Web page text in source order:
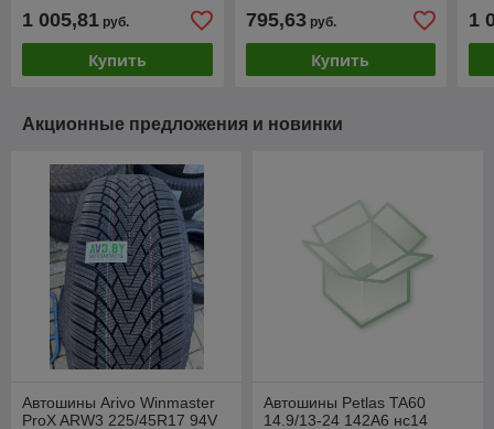
1 005,81 руб.
Купить
795,63руб.
Купить
1
Акционные предложения и новинки
Автошины Arivo Winmaster
ProX ARW3 225/45R17 94V
Автошины Petlas TA60
14.9/13-24 142A6 нс14